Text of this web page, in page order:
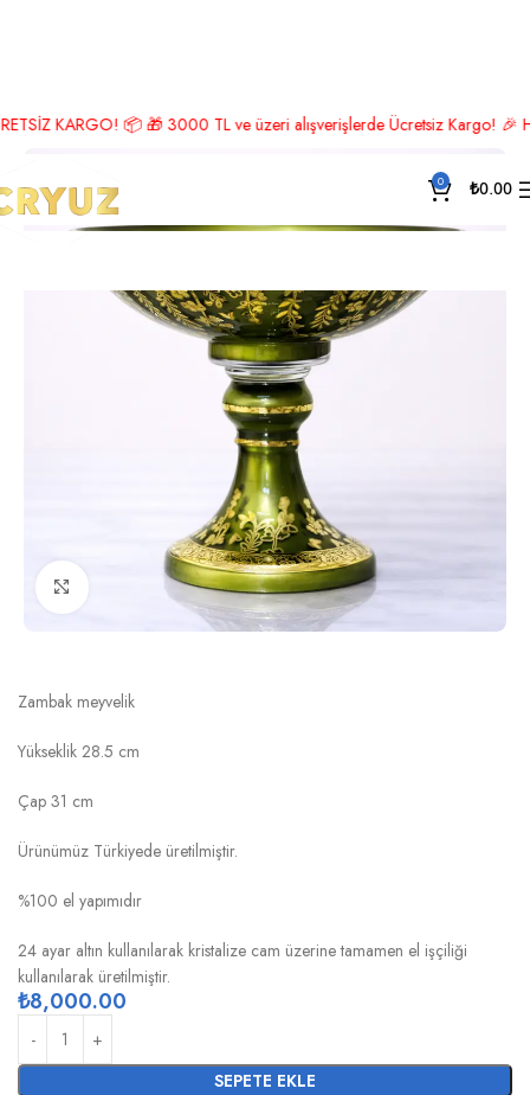
📦 🎁 3000 TL ve üzeri alışverişlerde Ücretsiz Kargo! 🎉 Hemen
0 ₺0.00
Ana Sayfa Lüks Aksesuar
Click to enlarge
Zambak meyvelik
Yükseklik 28.5 cm
Çap 31 cm
Ürünümüz Türkiyede üretilmiştir.
%100 el yapımıdır
24 ayar altın kullanılarak kristalize cam üzerine tamamen el işçiliği
kullanılarak üretilmiştir.
₺8,000.00
SEPETE EKLE